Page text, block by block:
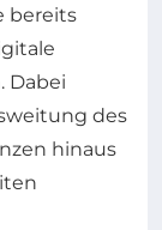
bereits
Dabei
des
hinaus